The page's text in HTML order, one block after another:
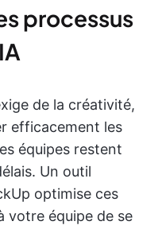
processus
de la créativité,
efficacement les
équipes restent
Un outil
optimise ces
votre équipe de se